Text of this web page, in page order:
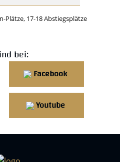
Plätze, 17-18 Abstiegsplätze
bei:
Facebook
Youtube